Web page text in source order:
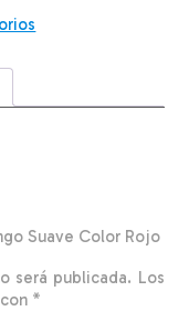
Suave Color Rojo
será publicada. Los
*